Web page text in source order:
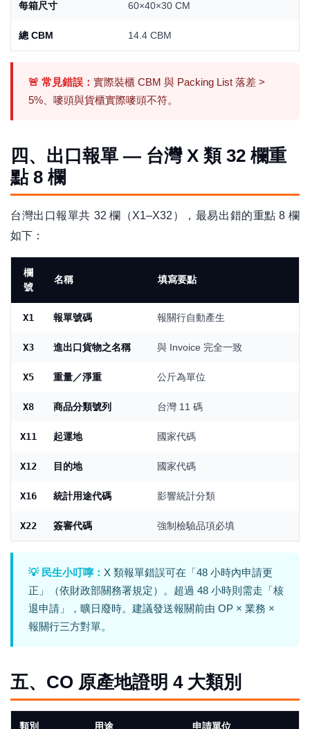
每箱尺寸 60×40×30 CM
總 CBM 14.4 CBM
🚨 常見錯誤： 實際裝櫃 CBM 與 Packing List 落差 >
5%、嘜頭與貨櫃實際嘜頭不符。
四、出口報單 — 台灣 X 類 32 欄重
點 8 欄
台灣出口報單共 32 欄（X1–X32），最易出錯的重點 8 欄
如下：
欄
號
名稱 填寫要點
X1 報單號碼 報關行自動產生
X3 進出口貨物之名稱 與 Invoice 完全一致
X5 重量／淨重 公斤為單位
X8 商品分類號列 台灣 11 碼
X11 起運地 國家代碼
X12 目的地 國家代碼
X16 統計用途代碼 影響統計分類
X22 簽審代碼 強制檢驗品項必填
💡 民生小叮嚀： X 類報單錯誤可在「48 小時內申請更
正」（依財政部關務署規定）。超過 48 小時則需走「核
退申請」，曠日廢時。建議發送報關前由 OP × 業務 ×
報關行三方對單。
五、CO 原產地證明 4 大類別
類別 用途 申請單位